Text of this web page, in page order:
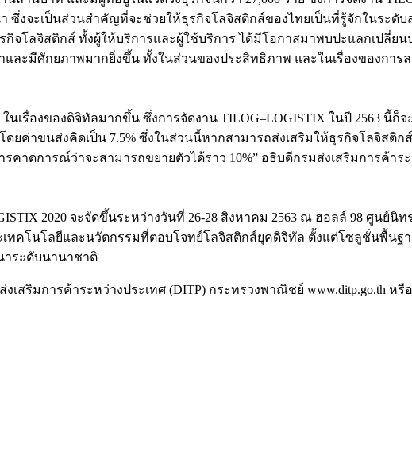
ซึ่งจะเป็นส่วนสำคัญที่จะช่วยให้ธุรกิจโลจิสติกส์ของไทยเป็นที่รู้จักในระดั
กิจโลจิสติกส์ ทั้งผู้ให้บริการและผู้ใช้บริการ ได้มีโอกาสมาพบปะแลกเปลี่ย
ละมีศักยภาพมากยิ่งขึ้น ทั้งในส่วนของประสิทธิภาพ และในเรื่องของกา
เรื่องของดิจิทัลมากขึ้น ซึ่งการจัดงาน TILOG–LOGISTIX ในปี 2563 นี้
ดยค่าขนส่งคิดเป็น 7.5% ซึ่งในส่วนนี้หากสามารถส่งเสริมให้ธุรกิจโลจิส
าดการณ์ว่าจะสามารถขยายตัวได้ราว 10%” อธิบดีกรมส่งเสริมการค้าร
2020 จะจัดขึ้นระหว่างวันที่ 26-28 สิงหาคม 2563 ณ ฮอลล์ 98 ศูนย์
ะเทคโนโลยีและนวัตกรรมที่ตอบโจทย์โลจิสติกส์ยุคดิจิทัล ตั้งแต่โซลูชั่นพื้น
ระดับนานาชาติ
สริมการค้าระหว่างประเทศ (DITP) กระทรวงพาณิชย์ www.ditp.go.th หรื